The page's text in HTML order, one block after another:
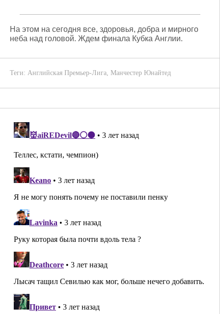
На этом на сегодня все, здоровья, добра и мирного
неба над головой. Ждем финала Кубка Англии.
Теги: Английская Премьер-Лига, Манчестер Юнайтед